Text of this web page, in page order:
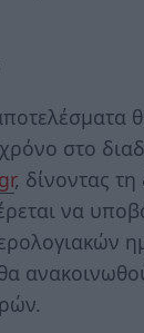
στο
, δίνοντας
να